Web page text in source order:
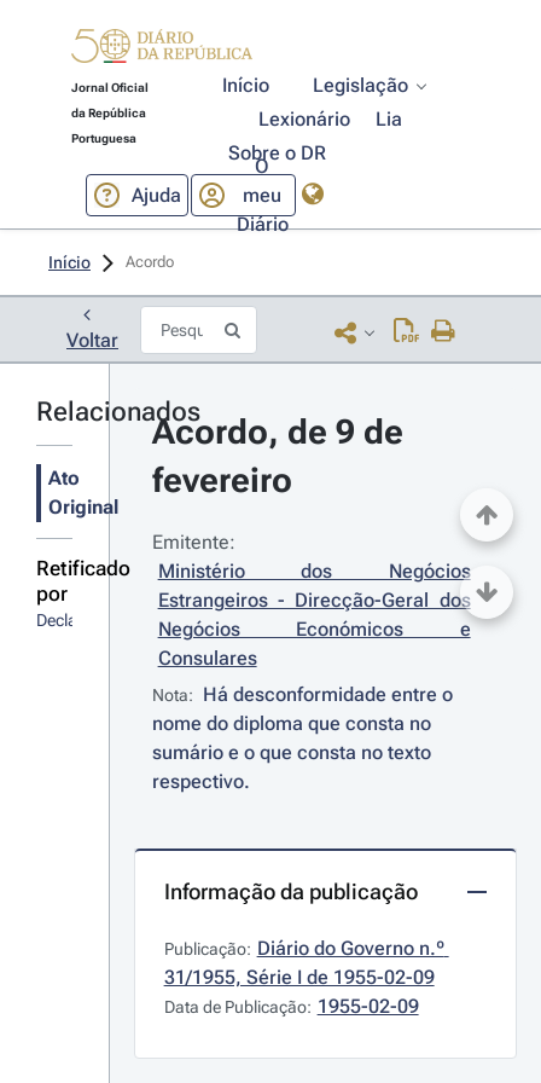
Jornal Oficial
da República
Portuguesa
Início
Legislação
Lexionário
Lia
Sobre o DR
Ajuda
O
meu
Diário
Início Acordo
Voltar
Relacionados
Ato
Original
Retificado
por
Declaração
Acordo, de 9 de
fevereiro
Emitente:
Ministério dos Negócios
Estrangeiros - Direcção-Geral dos
Negócios Económicos e
Consulares
Nota:
Há desconformidade entre o
nome do diploma que consta no
sumário e o que consta no texto
respectivo.
Informação da publicação
Publicação: Diário do Governo n.º
31/1955, Série I de 1955-02-09
Data de Publicação: 1955-02-09